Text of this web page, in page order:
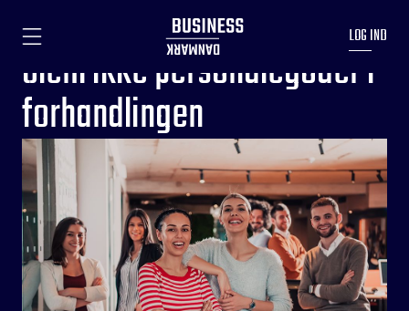
LOG IND
Glem ikke personalegoder i
forhandlingen